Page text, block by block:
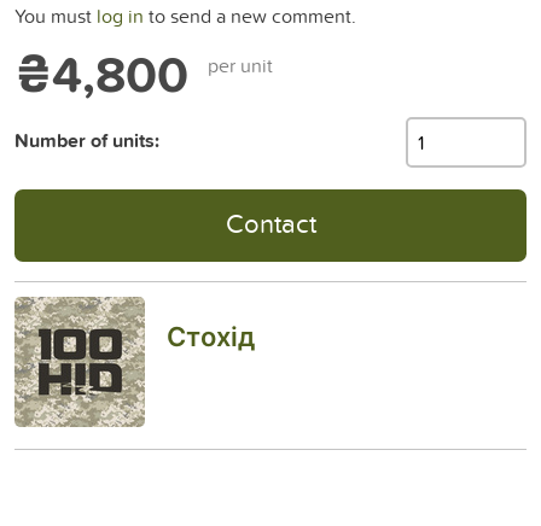
You must log in to send a new comment.
₴4,800 per unit
Number of units:
Contact
Стохід